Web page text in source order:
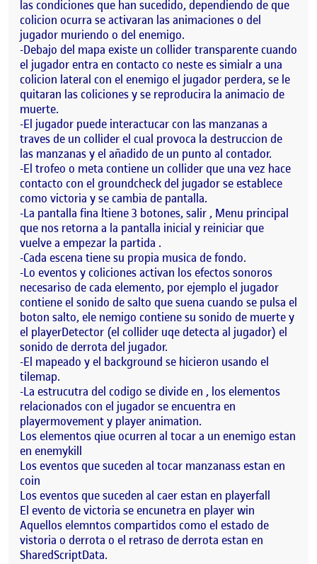
las condiciones que han sucedido, dependiendo de que
colicion ocurra se activaran las animaciones o del
jugador muriendo o del enemigo.
-Debajo del mapa existe un collider transparente cuando
el jugador entra en contacto co neste es simialr a una
colicion lateral con el enemigo el jugador perdera, se le
quitaran las coliciones y se reproducira la animacio de
muerte.
-El jugador puede interactucar con las manzanas a
traves de un collider el cual provoca la destruccion de
las manzanas y el añadido de un punto al contador.
-El trofeo o meta contiene un collider que una vez hace
contacto con el groundcheck del jugador se establece
como victoria y se cambia de pantalla.
-La pantalla fina ltiene 3 botones, salir , Menu principal
que nos retorna a la pantalla inicial y reiniciar que
vuelve a empezar la partida .
-Cada escena tiene su propia musica de fondo.
-Lo eventos y coliciones activan los efectos sonoros
necesariso de cada elemento, por ejemplo el jugador
contiene el sonido de salto que suena cuando se pulsa el
boton salto, ele nemigo contiene su sonido de muerte y
el playerDetector (el collider uqe detecta al jugador) el
sonido de derrota del jugador.
-El mapeado y el background se hicieron usando el
tilemap.
-La estrucutra del codigo se divide en , los elementos
relacionados con el jugador se encuentra en
playermovement y player animation.
Los elementos qiue ocurren al tocar a un enemigo estan
en enemykill
Los eventos que suceden al tocar manzanass estan en
coin
Los eventos que suceden al caer estan en playerfall
El evento de victoria se encunetra en player win
Aquellos elemntos compartidos como el estado de
vistoria o derrota o el retraso de derrota estan en
SharedScriptData.